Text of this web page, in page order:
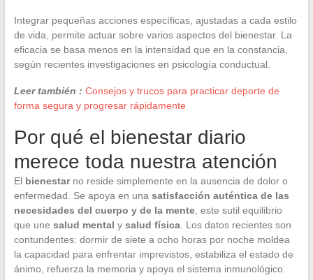
Integrar pequeñas acciones específicas, ajustadas a cada estilo
de vida, permite actuar sobre varios aspectos del bienestar. La
eficacia se basa menos en la intensidad que en la constancia,
según recientes investigaciones en psicología conductual.
Leer también : Consejos y trucos para practicar deporte de
forma segura y progresar rápidamente
Por qué el bienestar diario
merece toda nuestra atención
El bienestarno reside simplemente en la ausencia de dolor o
enfermedad. Se apoya en una satisfacción auténtica de las
necesidades del cuerpo y de la mente, este sutil equilibrio
que une salud mental y salud física. Los datos recientes son
contundentes: dormir de siete a ocho horas por noche moldea
la capacidad para enfrentar imprevistos, estabiliza el estado de
ánimo, refuerza la memoria y apoya el sistema inmunológico.